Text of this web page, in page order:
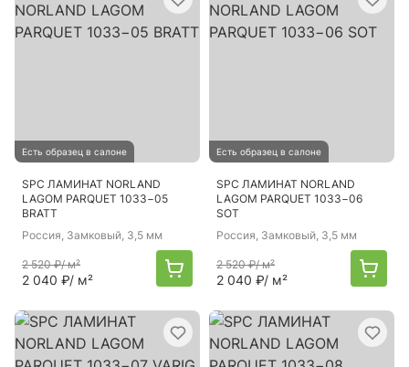
Есть образец в салоне
SPC ЛАМИНАТ NORLAND
LAGOM PARQUET 1033−05
BRATT
Россия, Замковый, 3,5 мм
2 520 ₽/ м²
2 040 ₽/ м²
Есть образец в салоне
SPC ЛАМИНАТ NORLAND
LAGOM PARQUET 1033−06
SOT
Россия, Замковый, 3,5 мм
2 520 ₽/ м²
2 040 ₽/ м²